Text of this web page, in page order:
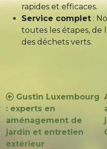
rapides et efficaces.
Service complet :
toutes les étapes, de
des déchets verts.
Navigation
de
l’article
Gustin Luxembourg
: experts en
aménagement de
jardin et entretien
extérieur